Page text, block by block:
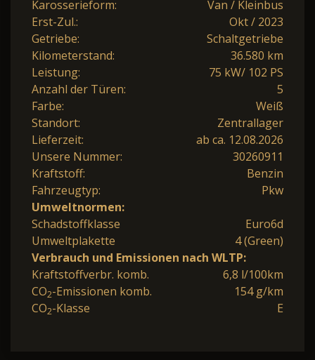
Karosserieform:
Van / Kleinbus
Erst-Zul.:
Okt / 2023
Getriebe:
Schaltgetriebe
Kilometerstand:
36.580 km
Leistung:
75 kW/ 102 PS
Anzahl der Türen:
5
Farbe:
Weiß
Standort:
Zentrallager
Lieferzeit:
ab ca. 12.08.2026
Unsere Nummer:
30260911
Kraftstoff:
Benzin
Fahrzeugtyp:
Pkw
Umweltnormen:
Schadstoffklasse
Euro6d
Umweltplakette
4 (Green)
Verbrauch und Emissionen nach WLTP:
Kraftstoffverbr. komb.
6,8 l/100km
CO2-Emissionen komb.
154 g/km
CO2-Klasse E